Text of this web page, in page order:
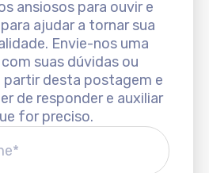
ansiosos para ouvir e
ajudar a tornar sua
Envie-nos uma
suas dúvidas ou
partir desta postagem e
de responder e auxiliar
for preciso.